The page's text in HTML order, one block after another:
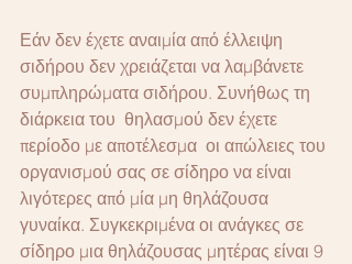
Εάν δεν έχετε αναιμία από έλλειψη
σιδήρου δεν χρειάζεται να λαμβάνετε
συμπληρώματα σιδήρου. Συνήθως τη
διάρκεια του  θηλασμού δεν έχετε
περίοδο με αποτέλεσμα  οι απώλειες του
οργανισμού σας σε σίδηρο να είναι
λιγότερες από μία μη θηλάζουσα
γυναίκα. Συγκεκριμένα οι ανάγκες σε
σίδηρο μια θηλάζουσας μητέρας είναι 9